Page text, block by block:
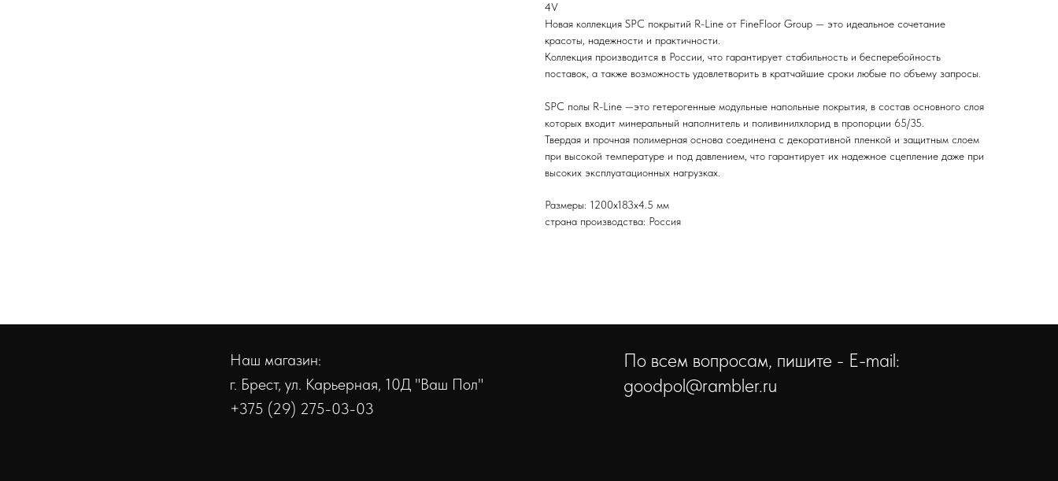
4V
Новая коллекция SPC покрытий R-Line от FineFloor Group — это идеальное сочетание
красоты, надежности и практичности.
Коллекция производится в России, что гарантирует стабильность и бесперебойность
поставок, а также возможность удовлетворить в кратчайшие сроки любые по объему запросы.
SPC полы R-Line —это гетерогенные модульные напольные покрытия, в состав основного слоя
которых входит минеральный наполнитель и поливинилхлорид в пропорции 65/35.
Твердая и прочная полимерная основа соединена с декоративной пленкой и защитным слоем
при высокой температуре и под давлением, что гарантирует их надежное сцепление даже при
высоких эксплуатационных нагрузках.
Размеры: 1200х183х4.5 мм
страна производства: Россия
По всем вопросам, пишите - E-mail:
goodpol@rambler.ru
Наш магазин:
г. Брест, ул. Карьерная, 10Д "Ваш Пол"
+375 (29) 275-03-03